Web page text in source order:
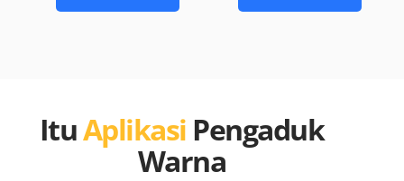
ItuAplikasi Pengaduk
Warna